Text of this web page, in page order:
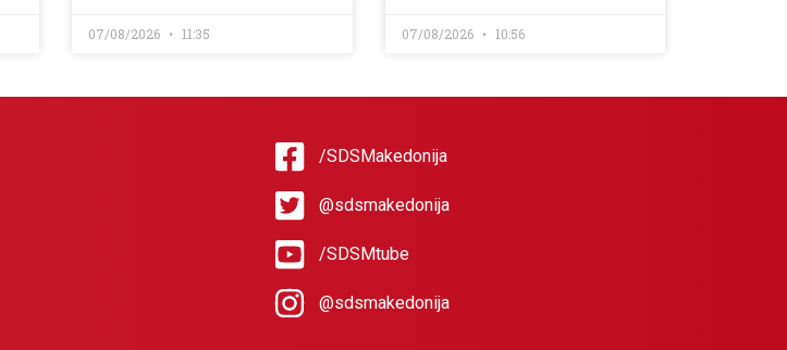
07/08/2026 11:35 07/08/2026 10:56
/SDSMakedonija
@sdsmakedonija
/SDSMtube
@sdsmakedonija